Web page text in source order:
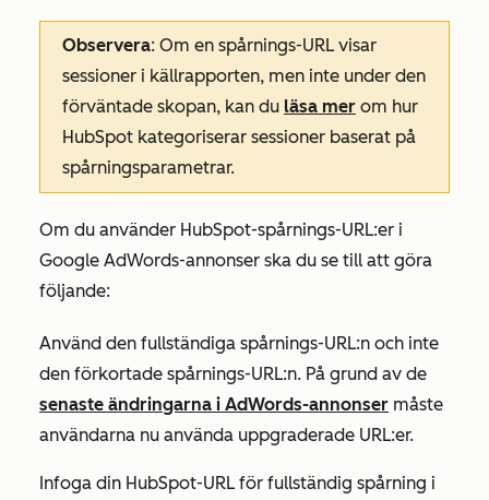
Observera: Om en spårnings-URL visar
sessioner i källrapporten, men inte under den
förväntade skopan, kan du läsa mer om hur
HubSpot kategoriserar sessioner baserat på
spårningsparametrar.
Om du använder HubSpot-spårnings-URL:er i
Google AdWords-annonser ska du se till att göra
följande:
Använd den fullständiga spårnings-URL:n och inte
den förkortade spårnings-URL:n. På grund av de
senaste ändringarna i AdWords-annonser måste
användarna nu använda uppgraderade URL:er.
Infoga din HubSpot-URL för fullständig spårning i